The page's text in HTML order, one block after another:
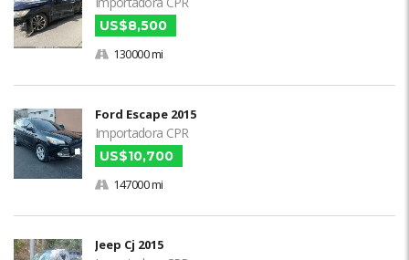
US$8,500
130000 mi
Ford Escape 2015
Importadora CPR
US$10,700
147000 mi
Jeep Cj 2015